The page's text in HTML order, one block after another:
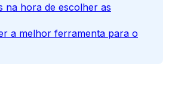
na hora de escolher as
a melhor ferramenta para o